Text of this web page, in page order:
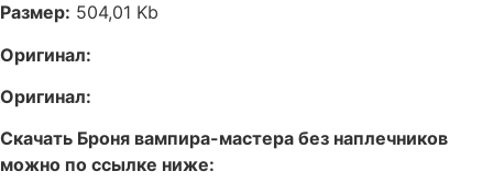
Размер: 504,01 Kb
Оригинал:
Оригинал:
Скачать Броня вампира-мастера без наплечников
можно по ссылке ниже: